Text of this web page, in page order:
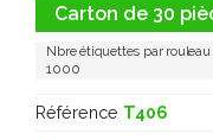
Carton de 30
Nbre étiquettes par rouleau
1000
Référence T406